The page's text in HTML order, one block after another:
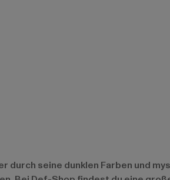
seine dunklen Farben und